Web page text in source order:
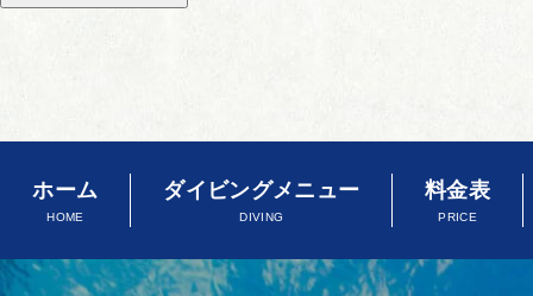
ホーム
HOME
ダイビングメニュー
DIVING
料金表
PRICE